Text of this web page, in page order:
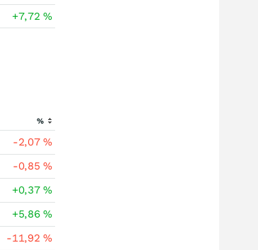
+7,72%
%
-2,07%
-0,85%
+0,37%
+5,86%
-11,92%